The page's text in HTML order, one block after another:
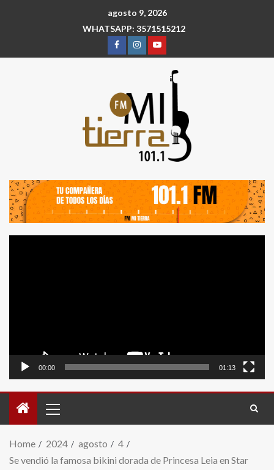
agosto 9, 2026
WHATSAPP: 3571515212
00:00 01:13
Home 2024 agosto
4
Se vendió la famosa bikini dorada de Princesa Leia en Star